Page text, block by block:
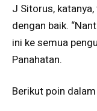
J Sitorus,
dengan baik.
ini ke semua
Panahatan.
Berikut poin